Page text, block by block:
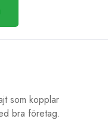
som kopplar
bra företag.